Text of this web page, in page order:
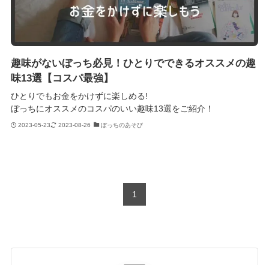
趣味がないぼっち必見！ひとりでできるオススメの趣
味13選【コスパ最強】
ひとりでもお金をかけずに楽しめる!
ぼっちにオススメのコスパのいい趣味13選をご紹介！
2023-05-23 2023-08-26 ぼっちのあそび
1